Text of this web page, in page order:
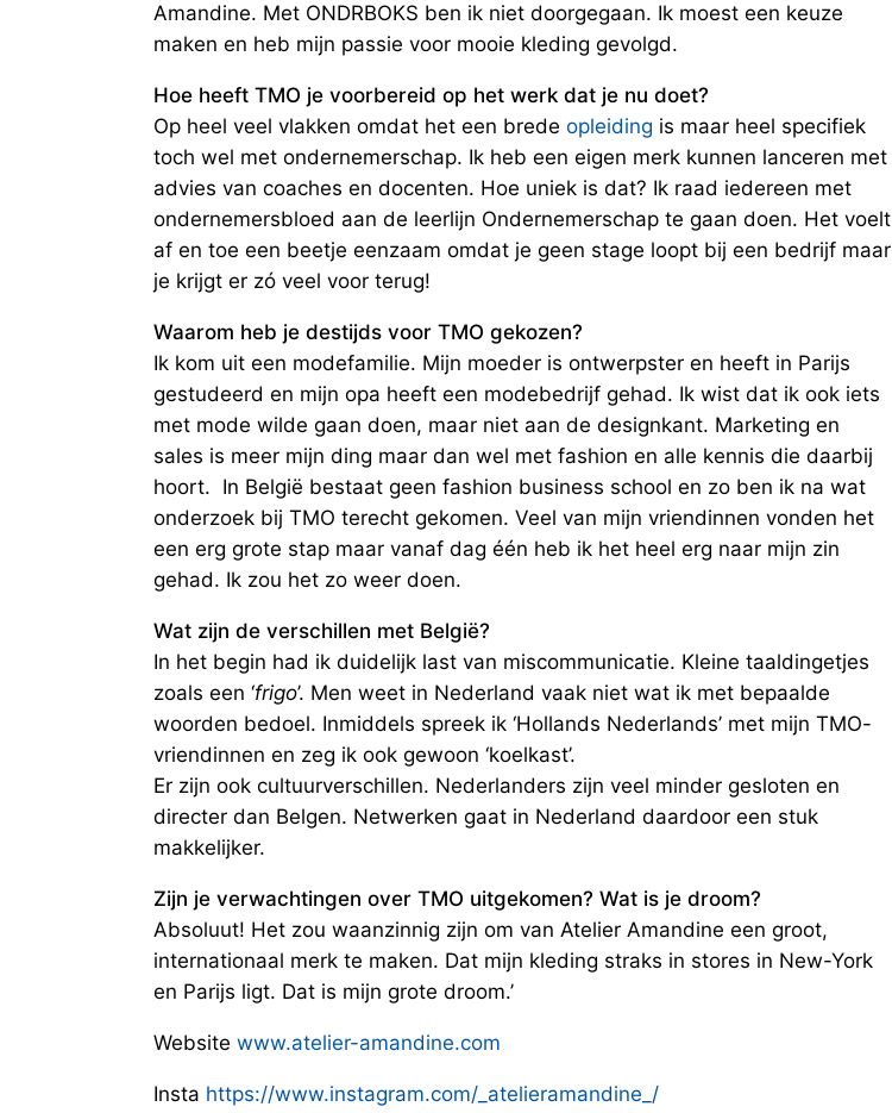
Amandine. Met ONDRBOKS ben ik niet doorgegaan. Ik moest een keuze
maken en heb mijn passie voor mooie kleding gevolgd.
Hoe heeft TMO je voorbereid op het werk dat je nu doet?
Op heel veel vlakken omdat het een brede opleiding is maar heel specifiek
toch wel met ondernemerschap. Ik heb een eigen merk kunnen lanceren met
advies van coaches en docenten. Hoe uniek is dat? Ik raad iedereen met
ondernemersbloed aan de leerlijn Ondernemerschap te gaan doen. Het voelt
af en toe een beetje eenzaam omdat je geen stage loopt bij een bedrijf maar
je krijgt er zó veel voor terug!
Waarom heb je destijds voor TMO gekozen?
Ik kom uit een modefamilie. Mijn moeder is ontwerpster en heeft in Parijs
gestudeerd en mijn opa heeft een modebedrijf gehad. Ik wist dat ik ook iets
met mode wilde gaan doen, maar niet aan de designkant. Marketing en
sales is meer mijn ding maar dan wel met fashion en alle kennis die daarbij
hoort. In België bestaat geen fashion business school en zo ben ik na wat
onderzoek bij TMO terecht gekomen. Veel van mijn vriendinnen vonden het
een erg grote stap maar vanaf dag één heb ik het heel erg naar mijn zin
gehad. Ik zou het zo weer doen.
Wat zijn de verschillen met België?
In het begin had ik duidelijk last van miscommunicatie. Kleine taaldingetjes
zoals een ‘frigo’. Men weet in Nederland vaak niet wat ik met bepaalde
woorden bedoel. Inmiddels spreek ik ‘Hollands Nederlands’ met mijn TMO-
vriendinnen en zeg ik ook gewoon ‘koelkast’.
Er zijn ook cultuurverschillen. Nederlanders zijn veel minder gesloten en
directer dan Belgen. Netwerken gaat in Nederland daardoor een stuk
makkelijker.
Zijn je verwachtingen over TMO uitgekomen? Wat is je droom?
Absoluut! Het zou waanzinnig zijn om van Atelier Amandine een groot,
internationaal merk te maken. Dat mijn kleding straks in stores in New-York
en Parijs ligt. Dat is mijn grote droom.’
Website www.atelier-amandine.com
Insta https://www.instagram.com/_atelieramandine_/